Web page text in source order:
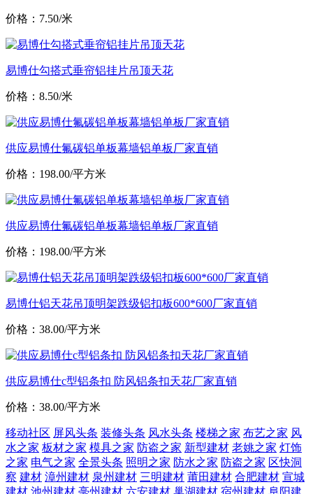
价格：7.50/米
易博仕勾搭式垂帘铝挂片吊顶天花
价格：8.50/米
供应易博仕氟碳铝单板幕墙铝单板厂家直销
价格：198.00/平方米
供应易博仕氟碳铝单板幕墙铝单板厂家直销
价格：198.00/平方米
易博仕铝天花吊顶明架跌级铝扣板600*600厂家直销
价格：38.00/平方米
供应易博仕c型铝条扣 防风铝条扣天花厂家直销
价格：38.00/平方米
移动社区 屏风头条 装修头条 风水头条 楼梯之家 布艺之家 风
水之家 板材之家 模具之家 防盗之家 新型建材 老姚之家 灯饰
之家 电气之家 全景头条 照明之家 防水之家 防盗之家 区快洞
察 建材 漳州建材 泉州建材 三明建材 莆田建材 合肥建材 宣城
建材 池州建材 亳州建材 六安建材 巢湖建材 宿州建材 阜阳建